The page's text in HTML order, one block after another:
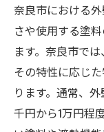
コスト
長期的
高品質な外
訣
職人の
奈良市における
さや使用する塗
ます。奈良市で
その特性に応じ
ります。通常、
千円から1万円程